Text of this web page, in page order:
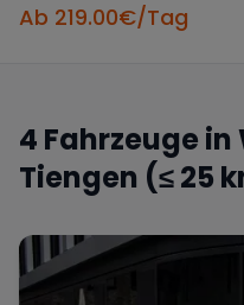
Mercedes
Porsche
Ab 219.00€/Tag
4 Fahrzeuge in
Tiengen (≤ 25